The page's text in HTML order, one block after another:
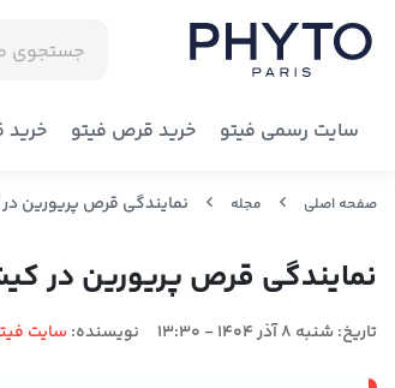
سایت رسمی فیتو خرید قرص فیتو خرید
صفحه اصلی مجله نمایندگی قرص پریورین
نمایندگی قرص پریورین در
تاریخ: شنبه 8 آذر 1404 - 13:30 نویسنده: سایت